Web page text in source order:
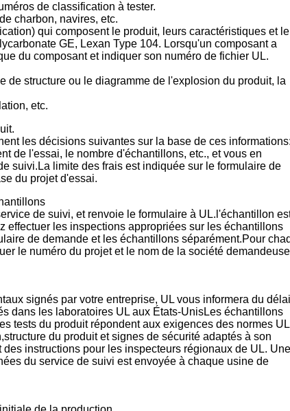
de classification à tester.
charbon, navires, etc.
qui composent le produit, leurs caractéristiques et le
GE, Lexan Type 104. Lorsqu'un composant a
du composant et indiquer son numéro de fichier UL.
de structure ou le diagramme de l'explosion du produit, la
etc.
les décisions suivantes sur la base de ces
de l'essai, le nombre d'échantillons, etc., et vous en
suivi.La limite des frais est indiquée sur le formulaire de
du projet d'essai.
de suivi, et renvoie le formulaire à UL.l'échantillon
effectuer les inspections appropriées sur les échantillons
de demande et les échantillons séparément.Pour
le numéro du projet et le nom de la société demandeuse
signés par votre entreprise, UL vous informera du
dans les laboratoires UL aux États-UnisLes échantillons
tests du produit répondent aux exigences des normes
du produit et signes de sécurité adaptés à son
instructions pour les inspecteurs régionaux de UL. Une
du service de suivi est envoyée à chaque usine de